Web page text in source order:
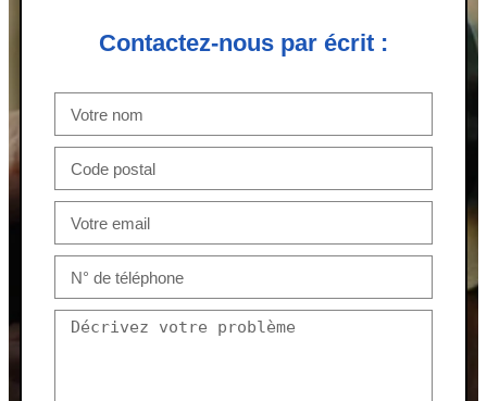
Contactez-nous par écrit :